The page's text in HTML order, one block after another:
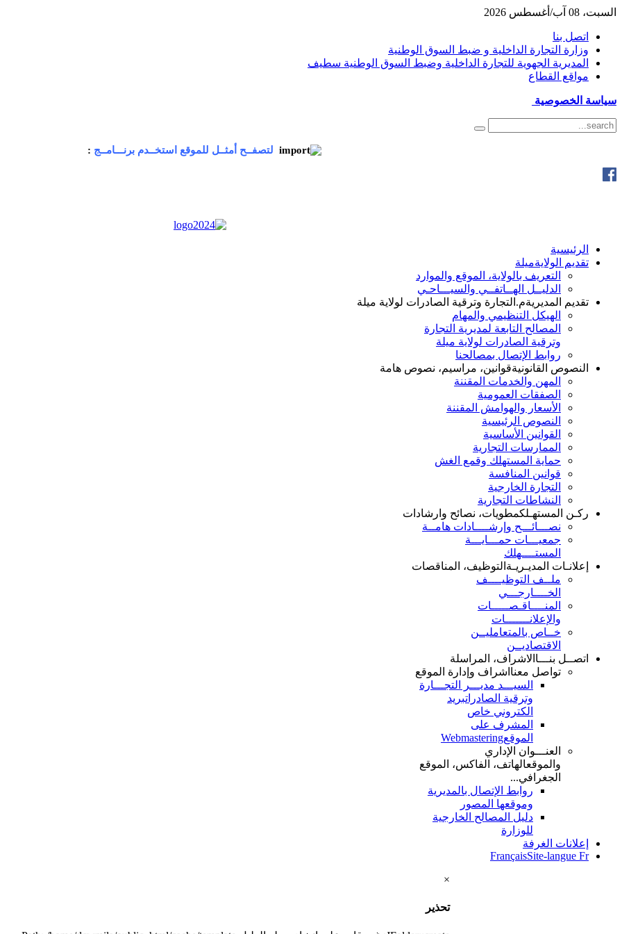
السبت، 08 آب/أغسطس 2026
اتصل بنا
وزارة التجارة الداخلية و ضبط السوق الوطنية
المديرية الجهوية للتجارة الداخلية وضبط السوق الوطنية سطيف
مواقع القطاع
سياسة الخصوصية
لتصفــح أمثــل للموقع استخــدم برنـــامــج :
الرئيسية
تقديم الولايةميلة
التعريف بالولاية، الموقع والموارد
الدليــل الهــاتفــي والسيـــاحـي
تقديم المديريةم.التجارة وترقية الصادرات لولاية ميلة
الهيكل التنظيمي والمهام
المصالح التابعة لمديرية التجارة
وترقية الصادرات لولاية ميلة
روابط الإتصال بمصالحنا
النصوص القانونيةقوانين، مراسيم، نصوص هامة
المهن والخدمات المقننة
الصفقات العمومية
الأسعار والهوامش المقننة
النصوص الرئيسية
القوانين الأساسية
الممارسات التجارية
حماية المستهلك وقمع الغش
قوانين المنافسة
التجارة الخارجية
النشاطات التجارية
ركـن المستهـلكمطويات، نصائح وارشادات
نصـــائـــح وإرشــــادات هامــة
جمعيـــات حمـــايـــة
المستــــهلك
إعلانـات المديـريـة التوظيف، المناقصات
ملــف التوظيــــف
الخــــارجـــي
المنــــاقـصـــــات
والإعلانـــــــات
خــاص بالمتعامليــن
الاقتصاديــن
اتصــل بنـــا الاشراف، المراسلة
تواصل معنا اشراف وإدارة الموقع
السيـــد مديـــر التجـــارة
وترقية الصادراتبريد
الكتروني خاص
المشرف على
الموقعWebmastering
العنـــوان الإداري
والموقعالهاتف، الفاكس، الموقع
الجغرافي...
روابط الإتصال بالمديرية
وموقعها المصور
دليل المصالح الخارجية
للوزارة
إعلانات الغرفة
FrançaisSite-langue Fr
×
تحذير